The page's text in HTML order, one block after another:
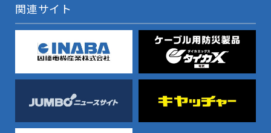
関連サイト